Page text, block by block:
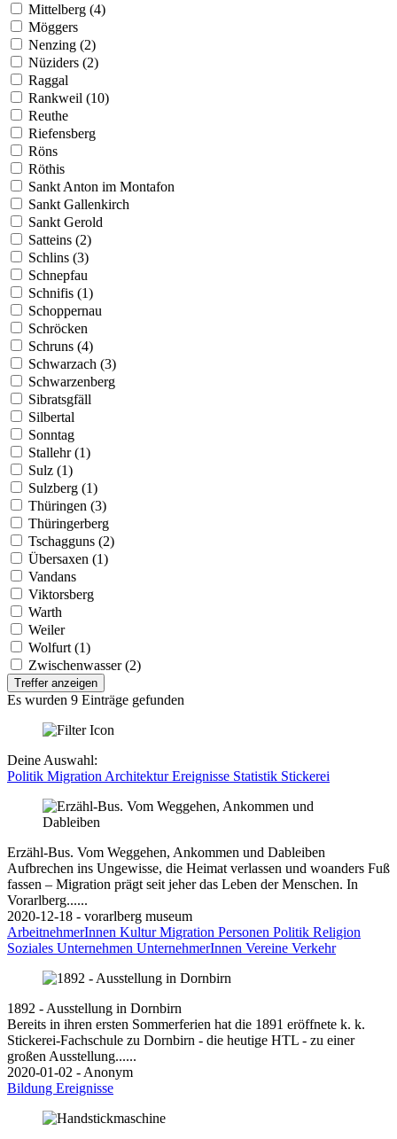
Mittelberg (4)
Möggers
Nenzing (2)
Nüziders (2)
Raggal
Rankweil (10)
Reuthe
Riefensberg
Röns
Röthis
Sankt Anton im Montafon
Sankt Gallenkirch
Sankt Gerold
Satteins (2)
Schlins (3)
Schnepfau
Schnifis (1)
Schoppernau
Schröcken
Schruns (4)
Schwarzach (3)
Schwarzenberg
Sibratsgfäll
Silbertal
Sonntag
Stallehr (1)
Sulz (1)
Sulzberg (1)
Thüringen (3)
Thüringerberg
Tschagguns (2)
Übersaxen (1)
Vandans
Viktorsberg
Warth
Weiler
Wolfurt (1)
Zwischenwasser (2)
Treffer anzeigen
Es wurden 9 Einträge gefunden
Deine Auswahl:
Politik Migration ArchitekturEreignisse Statistik Stickerei
Erzähl-Bus. Vom Weggehen, Ankommen und Dableiben
Aufbrechen ins Ungewisse, die Heimat verlassen und woanders Fuß
fassen – Migration prägt seit jeher das Leben der Menschen. In
Vorarlberg......
2020-12-18 - vorarlberg museum
ArbeitnehmerInnen KulturMigration Personen Politik Religion
Soziales Unternehmen UnternehmerInnen Vereine Verkehr
1892 - Ausstellung in Dornbirn
Bereits in ihren ersten Sommerferien hat die 1891 eröffnete k. k.
Stickerei-Fachschule zu Dornbirn - die heutige HTL - zu einer
großen Ausstellung......
2020-01-02 - Anonym
Bildung Ereignisse